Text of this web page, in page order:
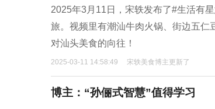
2025年3月11日，宋轶发布了#生活有
旅。视频里有潮汕牛肉火锅、街边五仁
对汕头美食的向往！
2025-03-11 14:58:49 宋轶美食博主更新了
博主：“孙俪式智慧”值得学习